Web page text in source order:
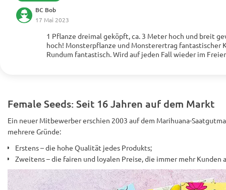
BC Bob
17 Mai 2023
1 Pflanze dreimal geköpft, ca. 3 Meter hoch und breit
hoch! Monsterpflanze und Monsterertrag fantastischer
Rundum fantastisch. Wird auf jeden Fall wieder im
Mehr anzeigen
Female Seeds: Seit 16 Jahren auf dem Markt
Ein neuer Mitbewerber erschien 2003 auf dem Marihuana-
mehrere Gründe:
Erstens – die hohe Qualität jedes Produkts;
Zweitens – die fairen und loyalen Preise, die immer mehr Kunden